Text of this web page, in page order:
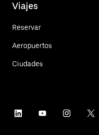
Viajes
Reservar
Aeropuertos
Ciudades